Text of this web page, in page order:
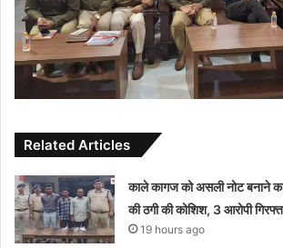
Related Articles
काले कागज को असली नोट बनाने
की ठगी की कोशिश, 3 आरोपी
19 hours ago